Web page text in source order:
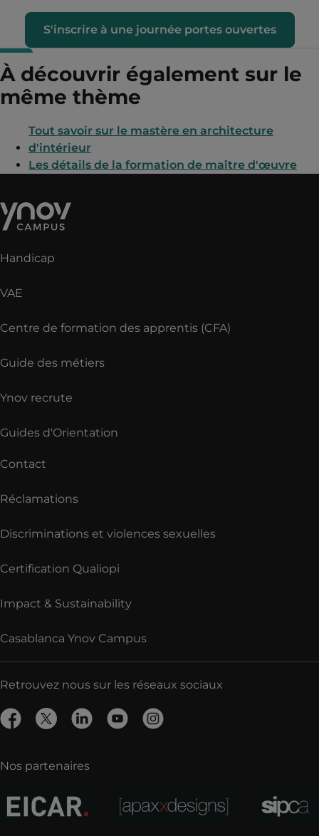
S'inscrire à une journée portes ouvertes
À découvrir également sur le
même thème
Tout savoir sur le mastère en architecture
d'intérieur
Les détails de la formation de maître d'œuvre
Handicap
VAE
Centre de formation des apprentis (CFA)
Guide des métiers
Ynov recrute
Guides d'Orientation
Contact
Réclamations
Discriminations et violences sexuelles
Certification Qualiopi
Impact & Sustainability
Casablanca Ynov Campus
Retrouvez nous sur les réseaux sociaux
Nos partenaires